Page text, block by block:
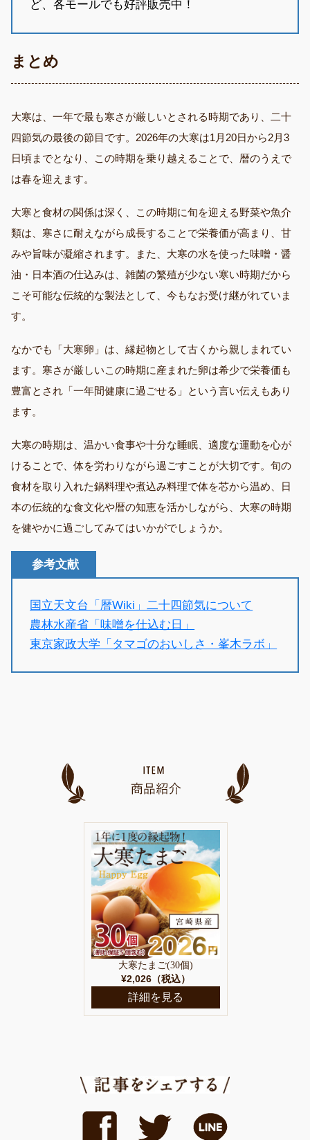
ど、各モールでも好評販売中！
まとめ
大寒は、一年で最も寒さが厳しいとされる時期であり、二十
四節気の最後の節目です。2026年の大寒は1月20日から2月3
日頃までとなり、この時期を乗り越えることで、暦のうえで
は春を迎えます。
大寒と食材の関係は深く、この時期に旬を迎える野菜や魚介
類は、寒さに耐えながら成長することで栄養価が高まり、甘
みや旨味が凝縮されます。また、大寒の水を使った味噌・醤
油・日本酒の仕込みは、雑菌の繁殖が少ない寒い時期だから
こそ可能な伝統的な製法として、今もなお受け継がれていま
す。
なかでも「大寒卵」は、縁起物として古くから親しまれてい
ます。寒さが厳しいこの時期に産まれた卵は希少で栄養価も
豊富とされ「一年間健康に過ごせる」という言い伝えもあり
ます。
大寒の時期は、温かい食事や十分な睡眠、適度な運動を心が
けることで、体を労わりながら過ごすことが大切です。旬の
食材を取り入れた鍋料理や煮込み料理で体を芯から温め、日
本の伝統的な食文化や暦の知恵を活かしながら、大寒の時期
を健やかに過ごしてみてはいかがでしょうか。
参考文献
国立天文台「暦Wiki」二十四節気について
農林水産省「味噌を仕込む日」
東京家政大学「タマゴのおいしさ・峯木ラボ」
大寒たまご(30個)
¥2,026（税込）
詳細を見る